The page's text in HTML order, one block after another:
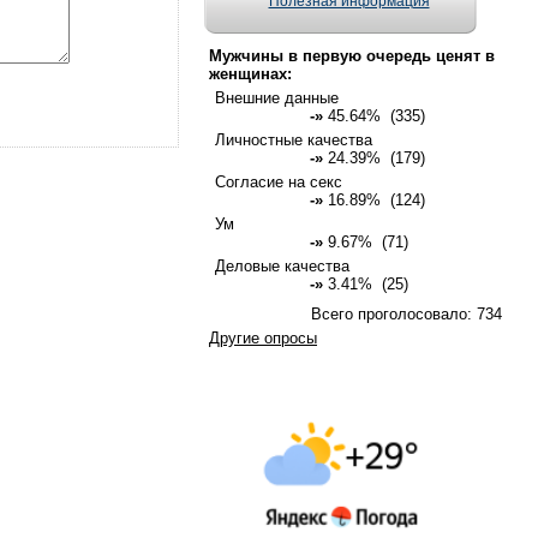
Мужчины в первую очередь ценят в
женщинах:
Внешние данные
-» 45.64% (335)
Личностные качества
-» 24.39% (179)
Согласие на секс
-» 16.89% (124)
Ум
-» 9.67% (71)
Деловые качества
-» 3.41% (25)
Всего проголосовало: 734
Другие опросы